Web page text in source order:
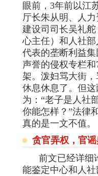
眼前，3年前以江
厅长朱从明、人
建设司司长吴礼
心主任）和人社
代表的垄断利益集
声誉的侵权专栏
架。泼妇骂大街
休息休息了。但这
为：“老子是人社
你能怎样？”法律
真的是一文不值。
贪官弄权，官
前文已经详细
能鉴定中心和人